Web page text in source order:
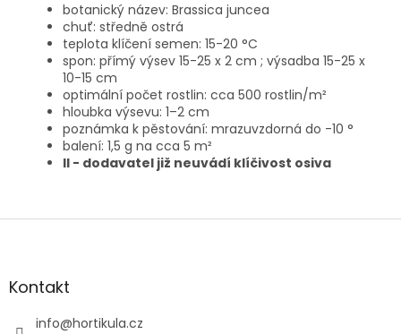
botanický název: Brassica juncea
chuť: středně ostrá
teplota klíčení semen: 15-20 °C
spon: přímý výsev 15-25 x 2 cm ; výsadba 15-25 x
10-15 cm
optimální počet rostlin: cca 500 rostlin/m²
hloubka výsevu: 1–2 cm
poznámka k pěstování: mrazuvzdorná do -10 °
balení: 1,5 g na cca 5 m²
II - dodavatel již neuvádí klíčivost osiva
Z
aKontakt
info@hortikula.cz